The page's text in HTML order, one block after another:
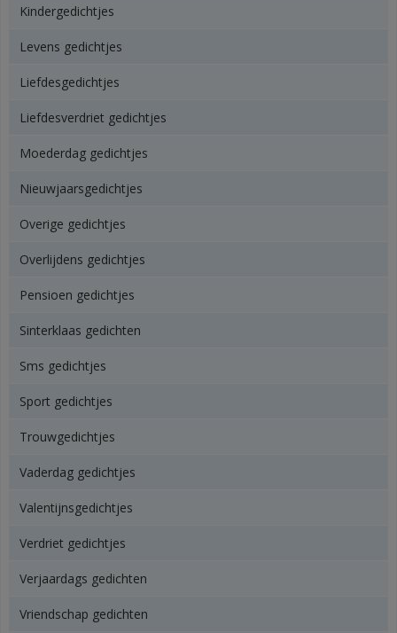
Kindergedichtjes
Levens gedichtjes
Liefdesgedichtjes
Liefdesverdriet gedichtjes
Moederdag gedichtjes
Nieuwjaarsgedichtjes
Overige gedichtjes
Overlijdens gedichtjes
Pensioen gedichtjes
Sinterklaas gedichten
Sms gedichtjes
Sport gedichtjes
Trouwgedichtjes
Vaderdag gedichtjes
Valentijnsgedichtjes
Verdriet gedichtjes
Verjaardags gedichten
Vriendschap gedichten